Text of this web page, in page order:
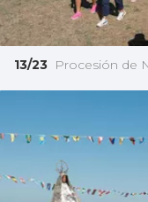
13/23 Procesión de